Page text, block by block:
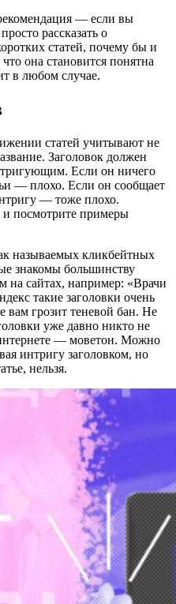
— если вы
рассказать о
статей, почему бы и
она становится понятна
в любом случае.
статей учитывают не
Заголовок должен
Если он ничего
— плохо. Если он сообщает
— тоже плохо.
и посмотрите примеры
называемых кликбейтных
знакомы большинству
на сайтах, например: «Врачи
такие заголовки очень
вам грозит теневой бан. Не
уже давно никто не
— моветон. Можно
интригу заголовком, но
нельзя.